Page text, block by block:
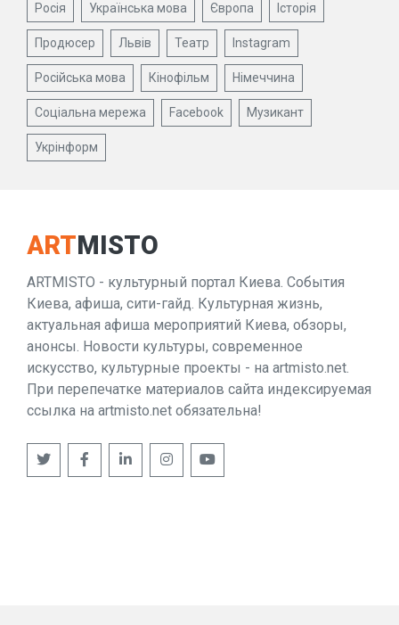
Росія Українська мова Європа Історія
Продюсер Львів Театр Instagram
Російська мова Кінофільм Німеччина
Соціальна мережа Facebook Музикант
Укрінформ
ARTMISTO
ARTMISTO - культурный портал Киева. События
Киева, афиша, сити-гайд. Культурная жизнь,
актуальная афиша мероприятий Киева, обзоры,
анонсы. Новости культуры, современное
искусство, культурные проекты - на artmisto.net.
При перепечатке материалов сайта индексируемая
ссылка на artmisto.net обязательна!